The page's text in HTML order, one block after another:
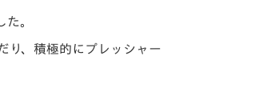
。
り、積極的にプレッシャー